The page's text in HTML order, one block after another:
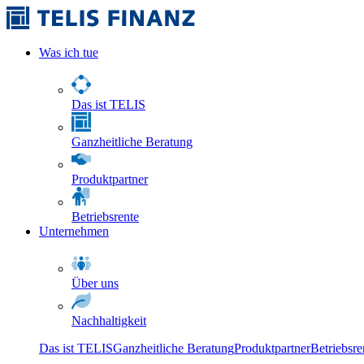
Was ich tue
Das ist TELIS
Ganzheitliche Beratung
Produktpartner
Betriebsrente
Unternehmen
Über uns
Nachhaltigkeit
Das ist TELISGanzheitliche BeratungProduktpartner